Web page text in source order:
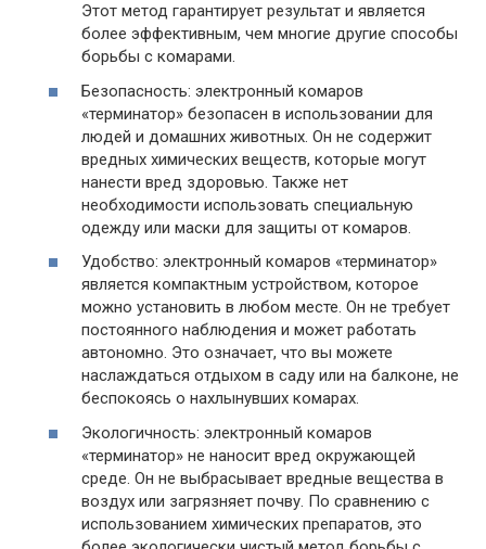
Этот метод гарантирует результат и является
более эффективным, чем многие другие способы
борьбы с комарами.
Безопасность: электронный комаров
«терминатор» безопасен в использовании для
людей и домашних животных. Он не содержит
вредных химических веществ, которые могут
нанести вред здоровью. Также нет
необходимости использовать специальную
одежду или маски для защиты от комаров.
Удобство: электронный комаров «терминатор»
является компактным устройством, которое
можно установить в любом месте. Он не требует
постоянного наблюдения и может работать
автономно. Это означает, что вы можете
наслаждаться отдыхом в саду или на балконе, не
беспокоясь о нахлынувших комарах.
Экологичность: электронный комаров
«терминатор» не наносит вред окружающей
среде. Он не выбрасывает вредные вещества в
воздух или загрязняет почву. По сравнению с
использованием химических препаратов, это